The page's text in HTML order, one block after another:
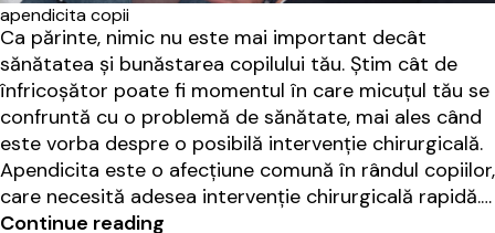
apendicita copii
Ca părinte, nimic nu este mai important decât
sănătatea și bunăstarea copilului tău. Știm cât de
înfricoșător poate fi momentul în care micuțul tău se
confruntă cu o problemă de sănătate, mai ales când
este vorba despre o posibilă intervenție chirurgicală.
Apendicita este o afecțiune comună în rândul copiilor,
care necesită adesea intervenție chirurgicală rapidă.…
Continue reading